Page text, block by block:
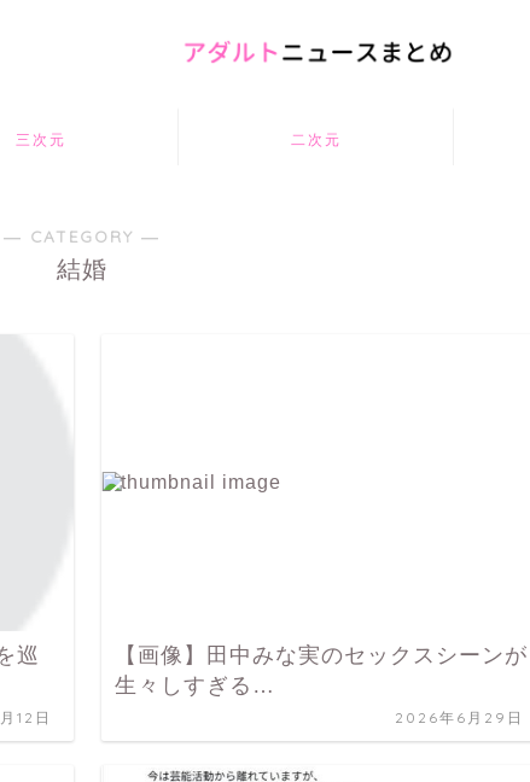
三次元 二次元
― CATEGORY ―
結婚
巡
12日
【画像】田中みな実のセックスシーンが
生々しすぎる…
2026年6月29日